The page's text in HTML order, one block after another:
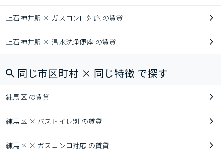
上石神井駅 × ガスコンロ対応 の賃貸
上石神井駅 × 温水洗浄便座 の賃貸
同じ市区町村 × 同じ特徴 で探す
練馬区 の賃貸
練馬区 × バストイレ別 の賃貸
練馬区 × ガスコンロ対応 の賃貸